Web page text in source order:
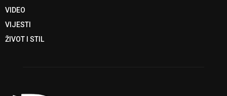
VIDEO
VIJESTI
ŽIVOT I STIL